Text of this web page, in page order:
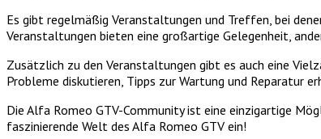
Es gibt regelmäßig Veranstaltungen und Treffen, bei
Veranstaltungen bieten eine großartige Gelegenheit,
Zusätzlich zu den Veranstaltungen gibt es auch eine
Probleme diskutieren, Tipps zur Wartung und Reparatur
Die Alfa Romeo GTV-Community ist eine einzigartige
faszinierende Welt des Alfa Romeo GTV ein!